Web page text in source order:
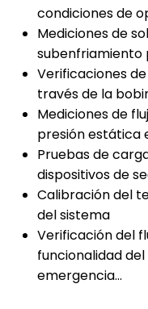
condiciones de
Mediciones de
subenfriamiento
Verificaciones
través de la
Mediciones de
presión estática
Pruebas de
dispositivos de
Calibración del
del sistema
Verificación del
funcionalidad
emergencia...